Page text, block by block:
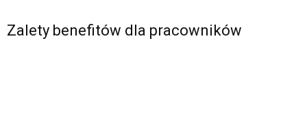
Zalety benefitów dla pracowników